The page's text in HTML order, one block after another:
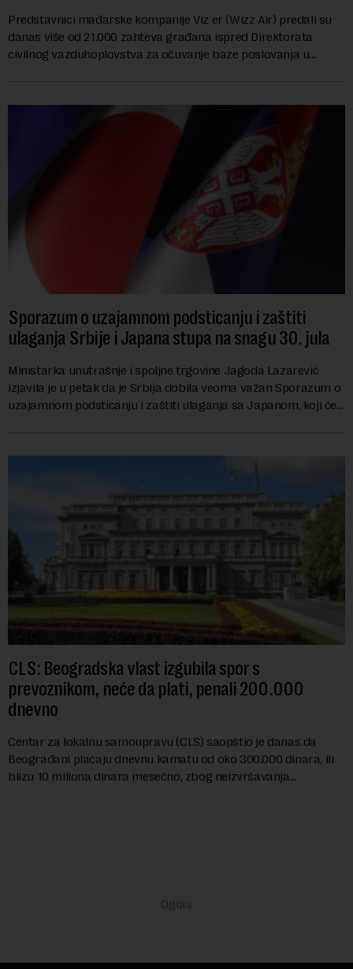
Predstavnici mađarske kompanije Viz er (Wizz Air) predali su
danas više od 21.000 zahteva građana ispred Direktorata
civilnog vazduhoplovstva za očuvanje baze poslovanja u
Sporazum o uzajamnom podsticanju i zaštiti
ulaganja Srbije i Japana stupa na snagu 30. jula
Ministarka unutrašnje i spoljne trgovine Jagoda Lazarević
izjavila je u petak da je Srbija dobila veoma važan Sporazum o
uzajamnom podsticanju i zaštiti ulaganja sa Japanom, koji će
CLS: Beogradska vlast izgubila spor s
prevoznikom, neće da plati, penali 200.000
dnevno
Centar za lokalnu samoupravu (CLS) saopštio je danas da
Beograđani plaćaju dnevnu kamatu od oko 300.000 dinara, ili
blizu 10 miliona dinara mesečno, zbog neizvršavanja